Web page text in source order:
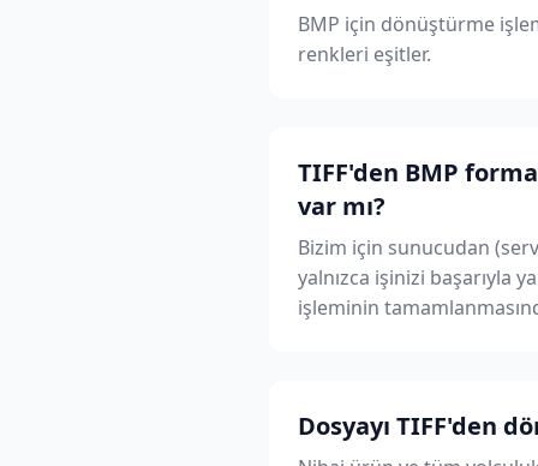
BMP için dönüştürme
renkleri eşitler.
TIFF'den BMP
var mı?
Bizim için sunucudan
yalnızca işinizi başarıyla
işleminin
Dosyayı TIFF'den